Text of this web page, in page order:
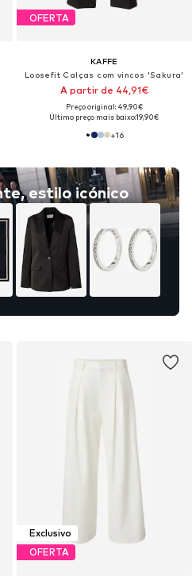
estilo icónico
OFERTA
KAFFE
Loosefit Calças com vincos 'Sakura'
A partir de 44,91€
Preço original: 49,90€
Último preço mais baixo:19,90€
+16
Exclusivo
OFERTA